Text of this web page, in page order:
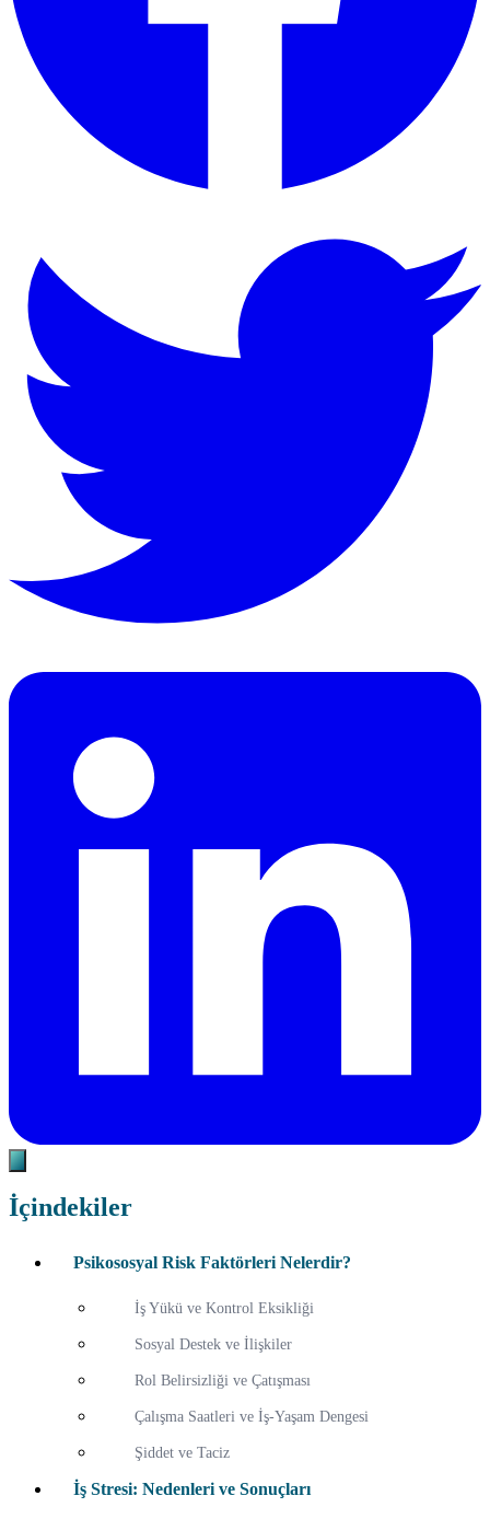
İçindekiler
Psikososyal Risk Faktörleri Nelerdir?
İş Yükü ve Kontrol Eksikliği
Sosyal Destek ve İlişkiler
Rol Belirsizliği ve Çatışması
Çalışma Saatleri ve İş-Yaşam Dengesi
Şiddet ve Taciz
İş Stresi: Nedenleri ve Sonuçları